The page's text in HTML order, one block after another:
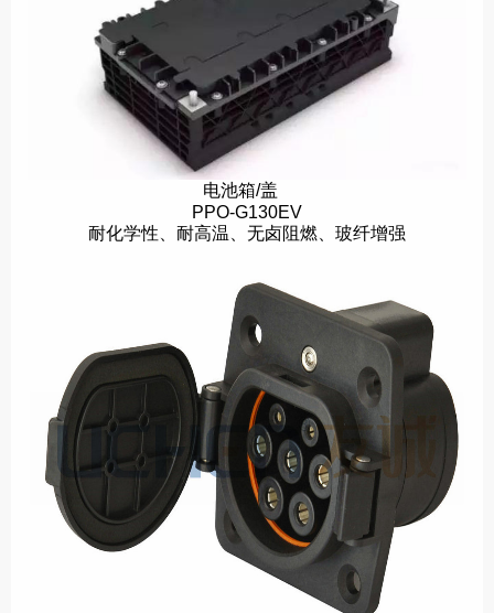
电池箱/盖
PPO-G130EV
耐化学性、耐高温、无卤阻燃、玻纤增强